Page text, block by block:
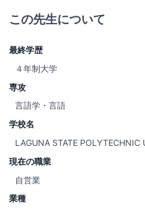
この先生について
最終学歴
４年制大学
専攻
言語学・言語
学校名
LAGUNA STATE POLYTECHNIC
現在の職業
自営業
業種